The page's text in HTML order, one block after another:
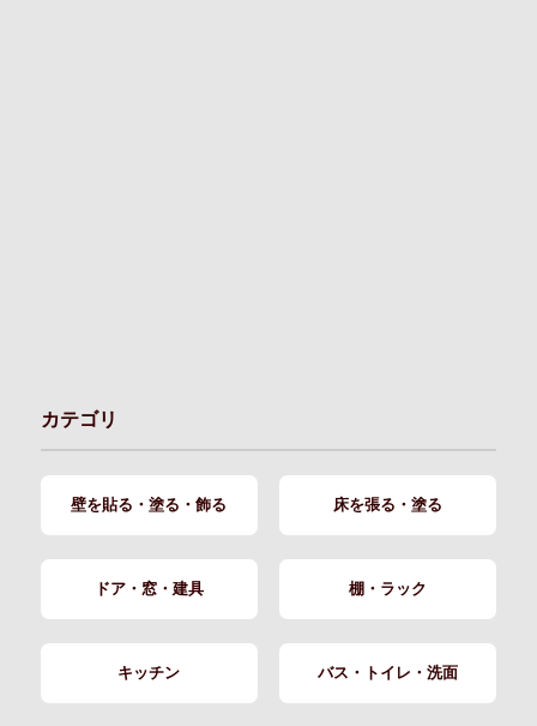
カテゴリ
壁を貼る・塗る・飾る 床を張る・塗る
ドア・窓・建具 棚・ラック
キッチン バス・トイレ・洗面